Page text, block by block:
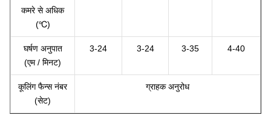
कमरे से अधिक
(℃)
घर्षण अनुपात
(एम / मिनट)
3-24 3-24 3-35 4-40
कूलिंग फैन्स नंबर
(सेट)
ग्राहक अनुरोध